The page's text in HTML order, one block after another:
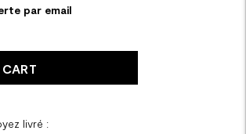
par email
livré :